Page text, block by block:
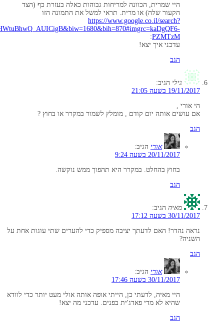
היי שמרית, הכוונה למריחות גבוהות כאלה בעזרת כף (הצד
הקעור שלה) או מרית. תראי למשל את התמונה הזו
https://www.google.co.il/search?
PZMTzM
:
עדכני איך יצא!
הגב
גילי הגיב:
19/11/2017 בשעה 21:05
הי אורי ,
אם עושים אותה יום קודם , מומלץ לשמור במקרר או בחוץ ?
הגב
אורי הגיב:
20/11/2017 בשעה 9:24
בחוץ בהחלט. במקרר היא תהפוך ממש נוקשה.
הגב
מאיה הגיב:
30/11/2017 בשעה 17:12
נראה נהדר! האם לדעתך יציבה מספיק כדי להערים שתי עוגות אחת על
השניה?
הגב
אורי הגיב:
30/11/2017 בשעה 17:46
היי מאיה, לדעתי כן, הייתי אופה אותה אולי מעט יותר כדי לוודא
שהיא לא מדי פאדג'ית בפנים. עדכני מה יצא!
הגב